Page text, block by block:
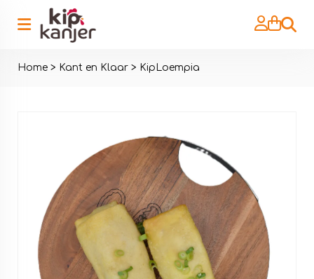
Home > Kant en Klaar > KipLoempia